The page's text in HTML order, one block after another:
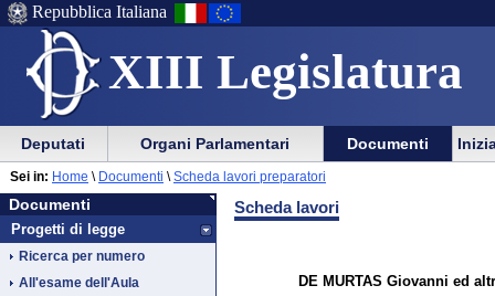
XIII Legislatura
Menu
di
ausilio
alla
navigazione
Vai
Menu
di
navigazione
principale
Repubblica Italiana
Menu
di
navigazione
principale
Vai
menu
di
sezione
Deputati Organi Parlamentari Documenti
Documenti
Vai
al
contenuto
Documenti
Progetti di legge
Ricerca per numero
All'esame dell'Aula
Sei in: Home \ Documenti \ Scheda lavori preparatori
Scheda lavori
DE MURTAS Giovanni ed